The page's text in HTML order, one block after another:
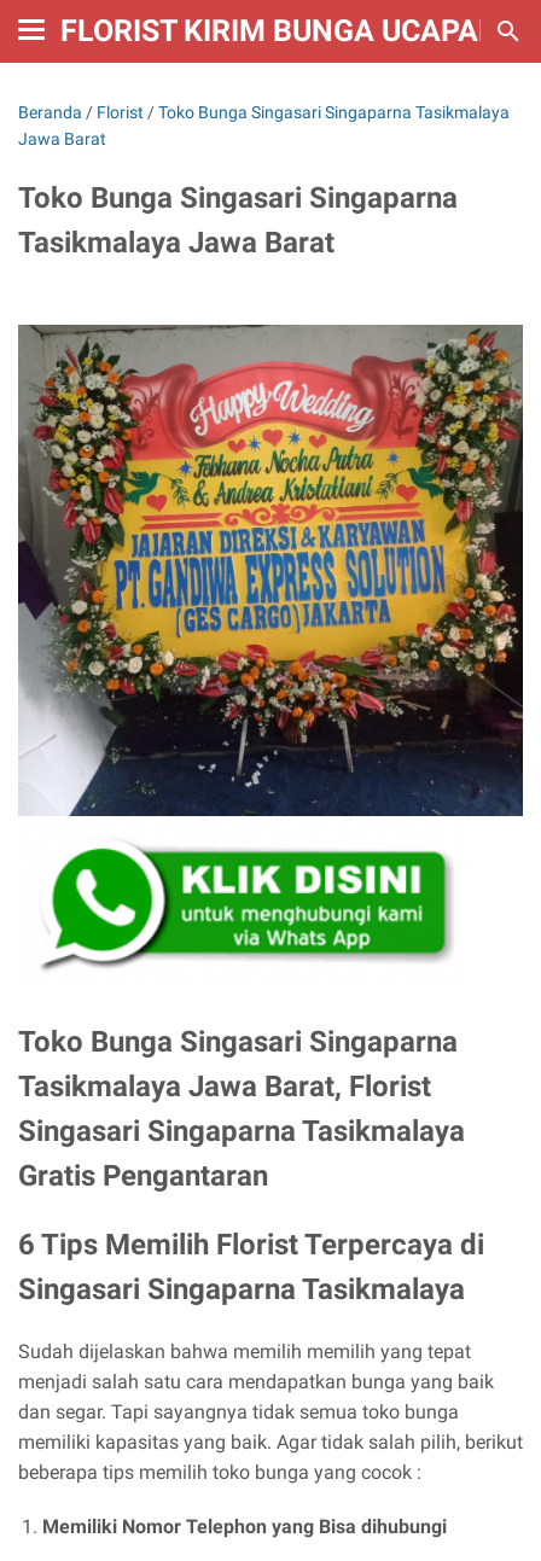
FLORIST KIRIM BUNGA UCAPAN
Beranda / Florist /Toko Bunga Singasari Singaparna Tasikmalaya
Jawa Barat
Toko Bunga Singasari Singaparna
Tasikmalaya Jawa Barat
Toko Bunga Singasari Singaparna
Tasikmalaya Jawa Barat, Florist
Singasari Singaparna Tasikmalaya
Gratis Pengantaran
6 Tips Memilih Florist Terpercaya di
Singasari Singaparna Tasikmalaya
Sudah dijelaskan bahwa memilih memilih yang tepat
menjadi salah satu cara mendapatkan bunga yang baik
dan segar. Tapi sayangnya tidak semua toko bunga
memiliki kapasitas yang baik. Agar tidak salah pilih, berikut
beberapa tips memilih toko bunga yang cocok :
Memiliki Nomor Telephon yang Bisa dihubungi